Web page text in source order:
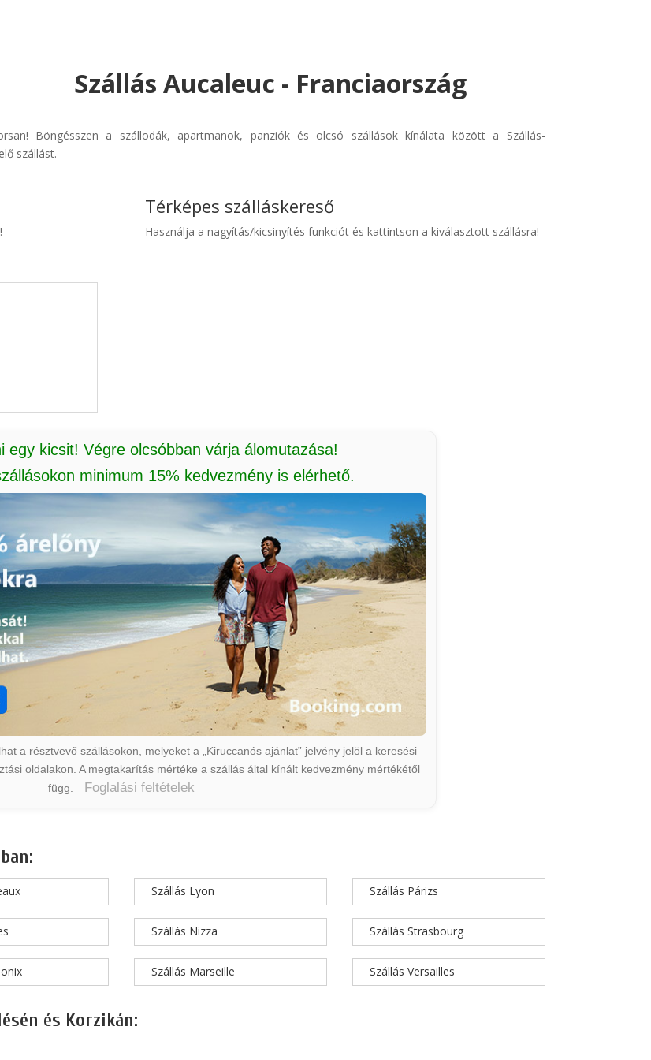
Szállás Aucaleuc - Franciaország
Böngésszen a szállodák, apartmanok, panziók és olcsó szállások kínálata között a Szállás-
szállást.
Térképes szálláskereső
Használja a nagyítás/kicsinyítés funkciót és kattintson a kiválasztott szállásra!
egy kicsit! Végre olcsóbban várja álomutazása!
minimum 15% kedvezmény is elérhető.
a résztvevő szállásokon, melyeket a „Kiruccanós ajánlat” jelvény jelöl a keresési
oldalakon. A megtakarítás mértéke a szállás által kínált kedvezmény mértékétől
függ.
Foglalási feltételek
Szállás Lyon
Szállás Nizza
Szállás Marseille
Szállás Párizs
Szállás Strasbourg
Szállás Versailles
és Korzikán: